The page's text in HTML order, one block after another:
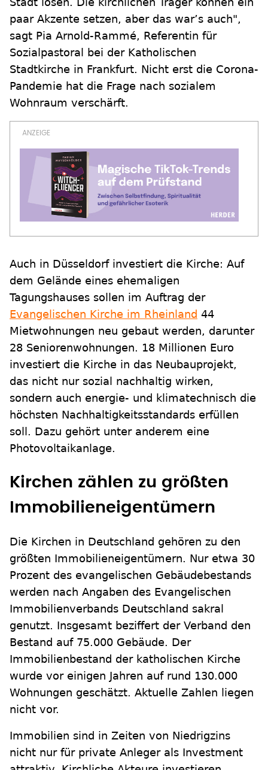
paar Akzente setzen, aber das war’s auch",
sagt Pia Arnold-Rammé, Referentin für
Sozialpastoral bei der Katholischen
Stadtkirche in Frankfurt. Nicht erst die Corona-
Pandemie hat die Frage nach sozialem
Wohnraum verschärft.
Auch in Düsseldorf investiert die Kirche: Auf
dem Gelände eines ehemaligen
Tagungshauses sollen im Auftrag der
Evangelischen Kirche im Rheinland 44
Mietwohnungen neu gebaut werden, darunter
28 Seniorenwohnungen. 18 Millionen Euro
investiert die Kirche in das Neubauprojekt,
das nicht nur sozial nachhaltig wirken,
sondern auch energie- und klimatechnisch die
höchsten Nachhaltigkeitsstandards erfüllen
soll. Dazu gehört unter anderem eine
Photovoltaikanlage.
Kirchen zählen zu größten
Immobilieneigentümern
Die Kirchen in Deutschland gehören zu den
größten Immobilieneigentümern. Nur etwa 30
Prozent des evangelischen Gebäudebestands
werden nach Angaben des Evangelischen
Immobilienverbands Deutschland sakral
genutzt. Insgesamt beziffert der Verband den
Bestand auf 75.000 Gebäude. Der
Immobilienbestand der katholischen Kirche
wurde vor einigen Jahren auf rund 130.000
Wohnungen geschätzt. Aktuelle Zahlen liegen
nicht vor.
Immobilien sind in Zeiten von Niedrigzins
nicht nur für private Anleger als Investment